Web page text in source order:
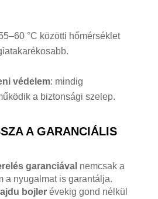
°C közötti hőmérséklet
védelem: mindig
a biztonsági szelep.
A GARANCIÁLIS
garanciával nemcsak a
a nyugalmat is garantálja.
bojlerévekig gond nélkül